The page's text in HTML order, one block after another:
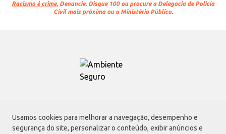
Usamos cookies para melhorar a navegação, desempenho e
segurança do site, personalizar o conteúdo, exibir anúncios e
Racismo é crime. Denuncie. Disque 100 ou procure a Delegacia de Polícia
Civil mais próxima ou o Ministério Público.
Atacadão S.A.
Avenida Morvan Dias de Figueiredo, 6169, Vila Maria, São Paulo - SP | CEP
02170-901 | CNPJ: 75.315.333/0001-09